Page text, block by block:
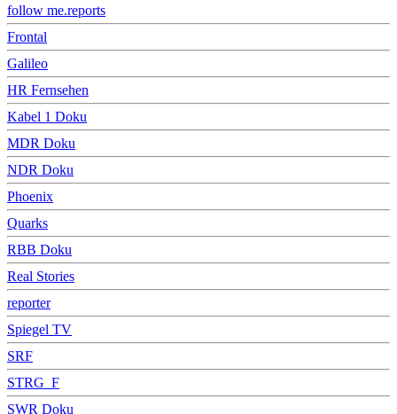
follow me.reports
Frontal
Galileo
HR Fernsehen
Kabel 1 Doku
MDR Doku
NDR Doku
Phoenix
Quarks
RBB Doku
Real Stories
reporter
Spiegel TV
SRF
STRG_F
SWR Doku